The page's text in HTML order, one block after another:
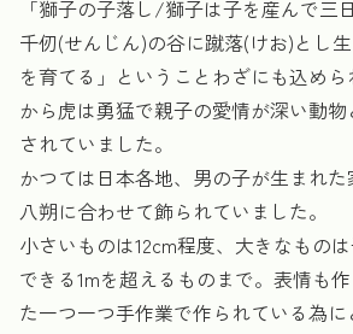
「獅子の子落し/獅子は子を産んで三
千仞(せんじん)の谷に蹴落(けお)とし
を育てる」ということわざにも込め
から虎は勇猛で親子の愛情が深い動
されていました。
かつては日本各地、男の子が生まれ
八朔に合わせて飾られていました。
小さいものは12cm程度、大きなもの
できる1mを超えるものまで。表情も
た一つ一つ手作業で作られている為に